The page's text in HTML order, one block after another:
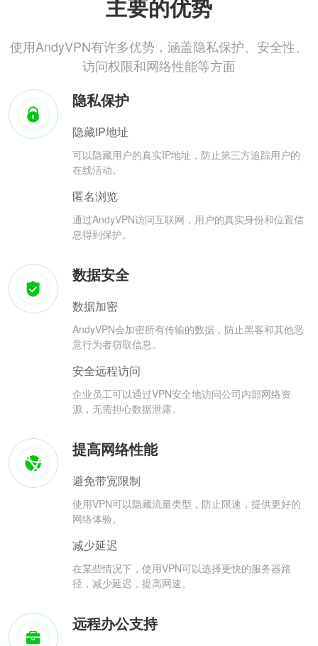
主要的优势
使用AndyVPN有许多优势，涵盖隐私保护、安全性、
访问权限和网络性能等方面
隐私保护
隐藏IP地址
可以隐藏用户的真实IP地址，防止第三方追踪用户的
在线活动。
匿名浏览
通过AndyVPN访问互联网，用户的真实身份和位置信
息得到保护。
数据安全
数据加密
AndyVPN会加密所有传输的数据，防止黑客和其他恶
意行为者窃取信息。
安全远程访问
企业员工可以通过VPN安全地访问公司内部网络资
源，无需担心数据泄露。
提高网络性能
避免带宽限制
使用VPN可以隐藏流量类型，防止限速，提供更好的
网络体验。
减少延迟
在某些情况下，使用VPN可以选择更快的服务器路
径，减少延迟，提高网速。
远程办公支持